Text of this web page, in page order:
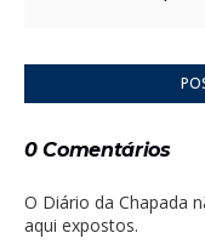
0 Comentários
O Diário da Chapada
aqui expostos.